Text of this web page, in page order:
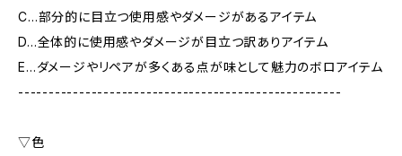
C…部分的に目立つ使用感やダメージがあるアイテム
D…全体的に使用感やダメージが目立つ訳ありアイテム
E…ダメージやリペアが多くある点が味として魅力のボロアイテム
-----------------------------------------------------
▽色